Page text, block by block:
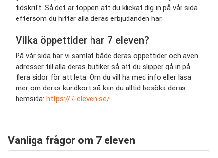
tidskrift. Så det är toppen att du klickat dig in på vår sida
eftersom du hittar alla deras erbjudanden här.
Vilka öppettider har 7 eleven?
På vår sida har vi samlat både deras öppettider och även
adresser till alla deras butiker så att du slipper gå in på
flera sidor för att leta. Om du vill ha med info eller läsa
mer om deras kundkort så kan du alltid besöka deras
hemsida: https://7-eleven.se/
Vanliga frågor om 7 eleven